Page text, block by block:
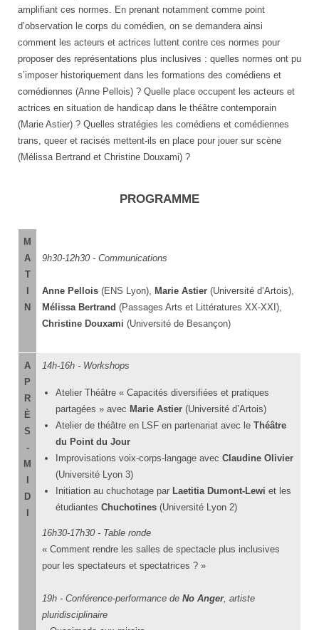
amplifiant ces normes. En prenant notamment comme point
d’observation le corps du comédien, on se demandera ainsi
comment les acteurs et actrices luttent contre ces normes pour
proposer des représentations plus inclusives : quelles normes ont pu
s’imposer historiquement dans les formations des comédiens et
comédiennes (Anne Pellois) ? Quelle place occupent les acteurs et
actrices en situation de handicap dans le théâtre contemporain
(Marie Astier) ? Quelles stratégies les comédiens et comédiennes
trans, queer et racisés mettent-ils en place pour jouer sur scène
(Mélissa Bertrand et Christine Douxami) ?
PROGRAMME
M
A
T
I
N
9h30-12h30 - Communications
Anne Pellois(ENS Lyon), Marie Astier(Université d’Artois),
Mélissa Bertrand (Passages Arts et Littératures XX-XXI),
Christine Douxami (Université de Besançon)
A
P
R
È
S
-
M
I
D
I
14h-16h - Workshops
Atelier Théâtre « Capacités diversifiées et pratiques
partagées » avec Marie Astier(Université d’Artois)
Atelier de théâtre en LSF en partenariat avec leThéâtre
du Point du Jour
Improvisations voix-corps-langage avecClaudine Olivier
(Université Lyon 3)
Initiation au chuchotage par Laetitia Dumont-Lewiet les
étudiantesChuchotines (Université Lyon 2)
16h30-17h30 - Table ronde
« Comment rendre les salles de spectacle plus inclusives
pour les spectateurs et spectatrices ? »
19h - Conférence-performance de No Anger, artiste
pluridisciplinaire